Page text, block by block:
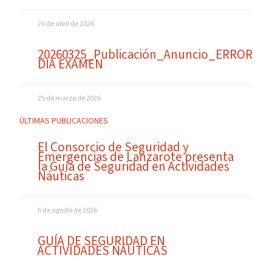
20 de abril de 2026
20260325_Publicación_Anuncio_ERROR
DIA EXAMEN
25 de marzo de 2026
ÚLTIMAS PUBLICACIONES
El Consorcio de Seguridad y
Emergencias de Lanzarote presenta
la Guía de Seguridad en Actividades
Náuticas
6 de agosto de 2026
GUÍA DE SEGURIDAD EN
ACTIVIDADES NÁUTICAS